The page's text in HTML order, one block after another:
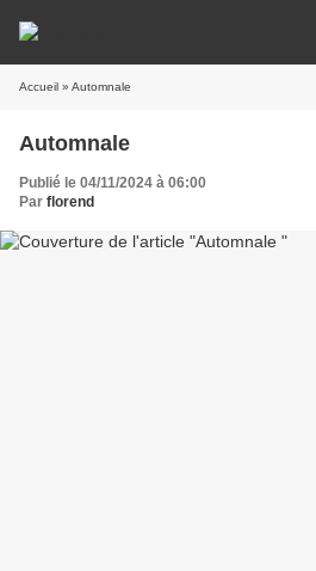
Accueil » Automnale
Automnale
Publié le 04/11/2024 à 06:00
Par florend